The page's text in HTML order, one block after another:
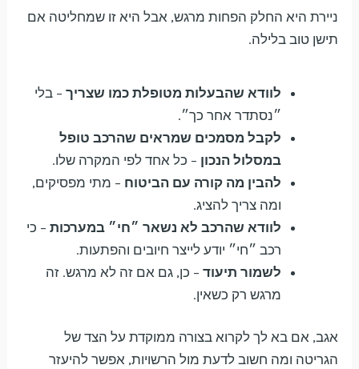
ניירת היא החלק הפחות מרגש, אבל היא זו שמחליטה אם
תישן טוב בלילה.
לוודא שהבעלות מטופלת כמו שצריך – בלי
״נסתדר אחר כך״.
לקבל מסמכים שמראים שהרכב טופל
במסלול הנכון – כל אחד לפי המקרה שלו.
להבין מה קורה עם הביטוח – מתי מפסיקים,
ומה צריך להציג.
לוודא שהרכב לא נשאר ״חי״ במערכות – כי
רכב ״חי״ יודע לייצר חיובים והפתעות.
לשמור תיעוד – כן, גם אם זה לא מרגש. זה
מרגש רק כשאין.
אגב, אם בא לך לקרוא בצורה ממוקדת על הצד של
הגריטה ומה חשוב לדעת מול הרשויות, אפשר להיעזר